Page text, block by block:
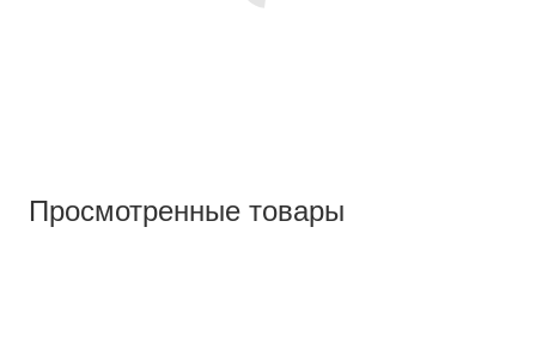
Просмотренные товары